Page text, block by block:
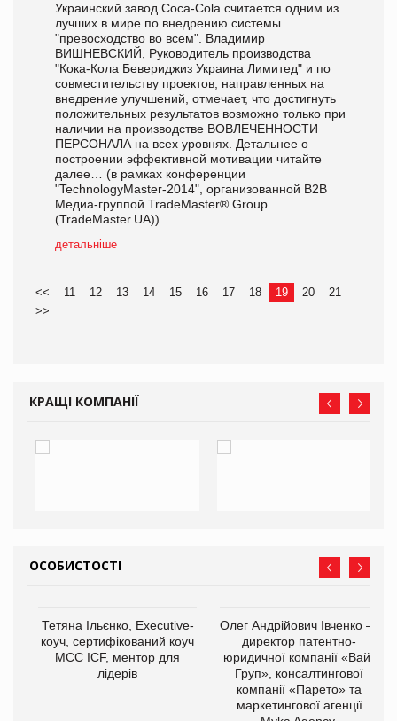
Украинский завод Coca-Cola считается одним из
лучших в мире по внедрению системы
"превосходство во всем". Владимир
ВИШНЕВСКИЙ, Руководитель производства
"Кока-Кола Бевериджиз Украина Лимитед" и по
совместительству проектов, направленных на
внедрение улучшений, отмечает, что достигнуть
положительных результатов возможно только при
наличии на производстве ВОВЛЕЧЕННОСТИ
ПЕРСОНАЛА на всех уровнях. Детальнее о
построении эффективной мотивации читайте
далее… (в рамках конференции
"TechnologyMaster-2014", организованной В2В
Медиа-группой TradeMaster® Group
(TradeMaster.UA))
детальніше
<< 11 12 13 14 15 16 17 18 19 20
21
>>
КРАЩІ КОМПАНІЇ
ОСОБИСТОСТІ
Тетяна Ільєнко, Executive-
коуч, сертифікований коуч
МСС ICF, ментор для
лідерів
Олег Андрійович Івченко —
директор патентно-
юридичної компанії «Вайз
Груп», консалтингової
компанії «Парето» та
маркетингової агенції